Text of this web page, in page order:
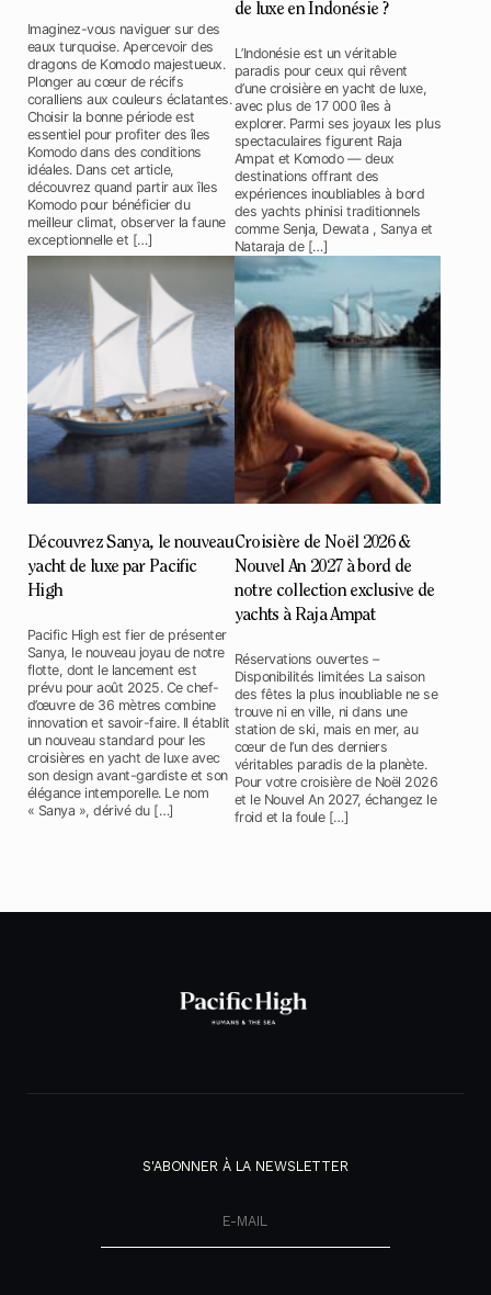
Imaginez-vous naviguer sur des
eaux turquoise. Apercevoir des
dragons de Komodo majestueux.
Plonger au cœur de récifs
coralliens aux couleurs éclatantes.
Choisir la bonne période est
essentiel pour profiter des îles
Komodo dans des conditions
idéales. Dans cet article,
découvrez quand partir aux îles
Komodo pour bénéficier du
meilleur climat, observer la faune
exceptionnelle et […]
de luxe en Indonésie ?
L’Indonésie est un véritable
paradis pour ceux qui rêvent
d’une croisière en yacht de luxe,
avec plus de 17 000 îles à
explorer. Parmi ses joyaux les plus
spectaculaires figurent Raja
Ampat et Komodo — deux
destinations offrant des
expériences inoubliables à bord
des yachts phinisi traditionnels
comme Senja, Dewata , Sanya et
Nataraja de […]
Découvrez Sanya, le nouveau
yacht de luxe par Pacific
High
Pacific High est fier de présenter
Sanya, le nouveau joyau de notre
flotte, dont le lancement est
prévu pour août 2025. Ce chef-
d’œuvre de 36 mètres combine
innovation et savoir-faire. Il établit
un nouveau standard pour les
croisières en yacht de luxe avec
son design avant-gardiste et son
élégance intemporelle. Le nom
« Sanya », dérivé du […]
Croisière de Noël 2026 &
Nouvel An 2027 à bord de
notre collection exclusive de
yachts à Raja Ampat
Réservations ouvertes –
Disponibilités limitées La saison
des fêtes la plus inoubliable ne se
trouve ni en ville, ni dans une
station de ski, mais en mer, au
cœur de l’un des derniers
véritables paradis de la planète.
Pour votre croisière de Noël 2026
et le Nouvel An 2027, échangez le
froid et la foule […]
S'ABONNER À LA NEWSLETTER